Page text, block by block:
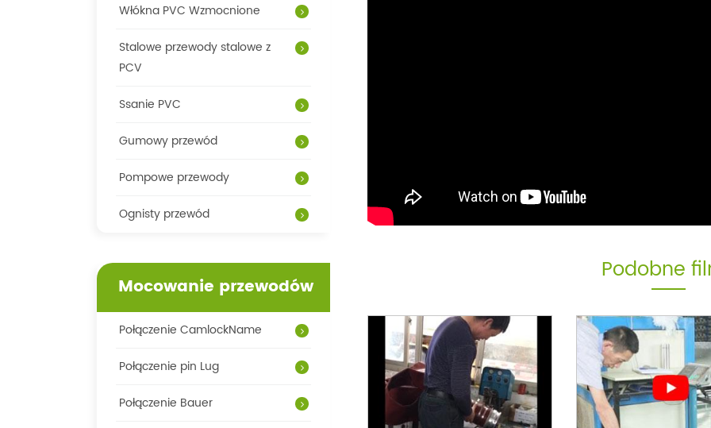
Podobne
Włókna PVC Wzmocnione
Stalowe przewody stalowe z
PCV
Ssanie PVC
Gumowy przewód
Pompowe przewody
Ognisty przewód
Mocowanie przewodów
Połączenie CamlockName
Połączenie pin Lug
Połączenie Bauer